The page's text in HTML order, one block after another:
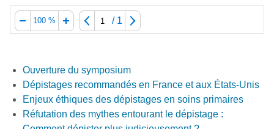
100 % / 1
Ouverture du symposium
Dépistages recommandés en France et aux États-Unis
Enjeux éthiques des dépistages en soins primaires
Réfutation des mythes entourant le dépistage :